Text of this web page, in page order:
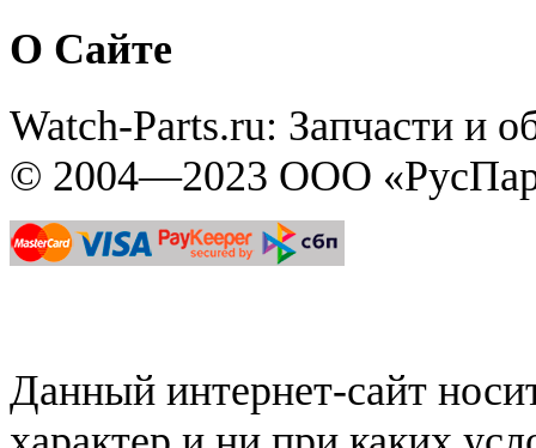
О Сайте
Watch-Parts.ru: Запчасти и
© 2004—2023 ООО
Данный интернет-сайт